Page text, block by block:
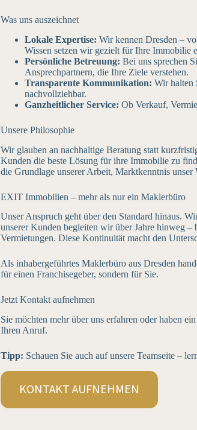
Was uns auszeichnet
Lokale Expertise: Wir kennen Dresden –
Wissen setzen wir gezielt für Ihre Immobilie
Persönliche Betreuung: Bei uns sprechen
Ansprechpartnern, die Ihre Ziele verstehen.
Transparente Kommunikation: Wir halten
nachvollziehbar.
Ganzheitlicher Service: Ob Verkauf,
Unsere Philosophie
Wir glauben an nachhaltige Beratung statt
Kunden die beste Lösung für ihre Immobilie zu
die Grundlage unserer Arbeit, Marktkenntnis
EXIT Immobilien – mehr als nur ein Maklerbüro
Unser Anspruch geht über den Standard hinaus.
unserer Kunden begleiten wir über Jahre hinweg
Vermietungen. Diese Kontinuität macht den
Als inhabergeführtes Maklerbüro aus Dresden
für einen Franchisegeber, sondern für Sie.
Jetzt Kontakt aufnehmen
Sie möchten mehr über uns erfahren oder haben
Ihren Anruf.
Tipp: Schauen Sie auch auf unsere Teamseite –
KONTAKT AUFNEHMEN